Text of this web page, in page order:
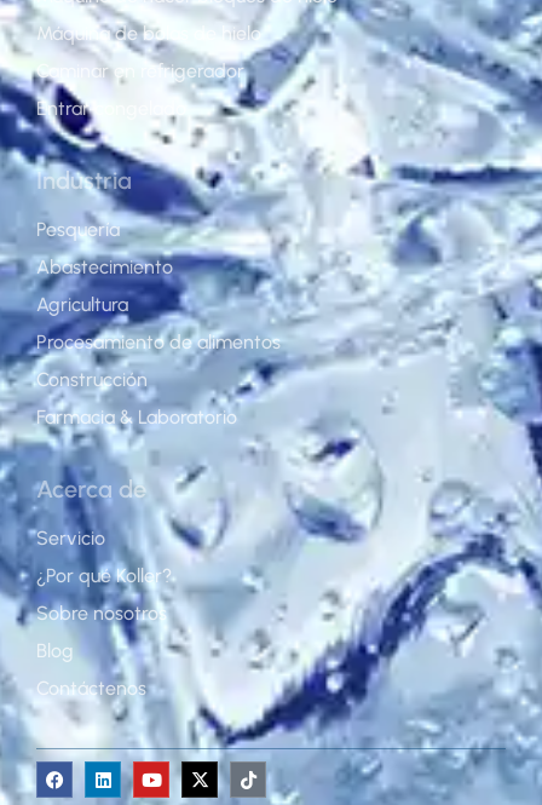
Máquina de bolas de hielo
Caminar en refrigerador
Entrar congelado
Industria
Pesquería
Abastecimiento
Agricultura
Procesamiento de alimentos
Construcción
Farmacia & Laboratorio
Acerca de
Servicio
¿Por qué Koller?
Sobre nosotros
Blog
Contáctenos